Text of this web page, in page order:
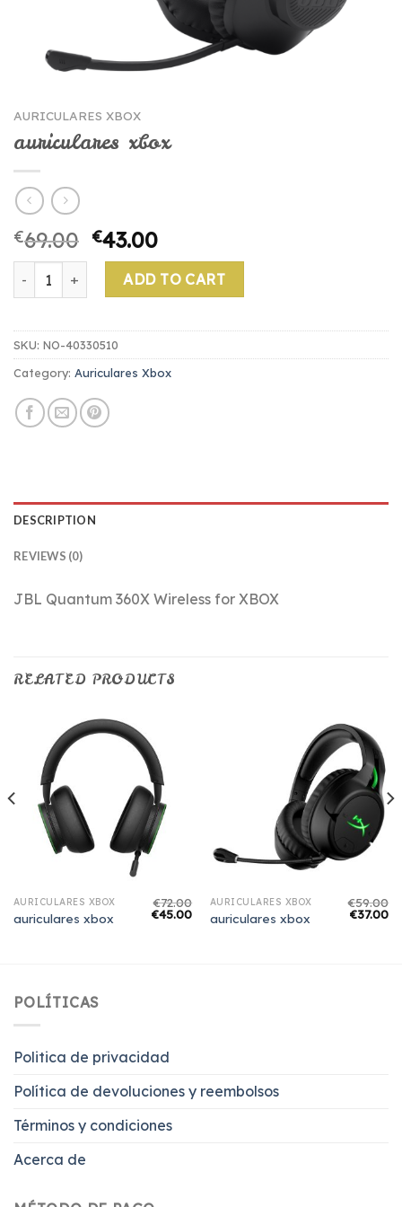
AURICULARES XBOX
auriculares xbox
€69.00 €43.00
auriculares xbox quantity
ADD TO CART
SKU: NO-40330510
Category: Auriculares Xbox
DESCRIPTION
REVIEWS (0)
JBL Quantum 360X Wireless for XBOX
RELATED PRODUCTS
AURICULARES XBOX
auriculares xbox
€72.00
€45.00
AURICULARES XBOX
auriculares xbox
€59.00
€37.00
POLÍTICAS
Politica de privacidad
Política de devoluciones y reembolsos
Términos y condiciones
Acerca de